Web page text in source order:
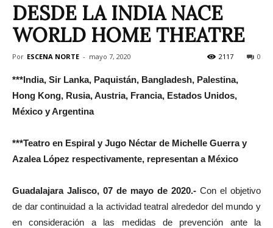
DESDE LA INDIA NACE
WORLD HOME THEATRE
Por ESCENA NORTE - mayo 7, 2020 0
2117
***India, Sir Lanka, Paquistán, Bangladesh, Palestina,
Hong Kong, Rusia, Austria, Francia, Estados Unidos,
México y Argentina
***Teatro en Espiral y Jugo Néctar de Michelle Guerra y
Azalea López respectivamente, representan a México
Guadalajara Jalisco, 07 de mayo de 2020.- Con el objetivo
de dar continuidad a la actividad teatral alrededor del mundo y
en consideración a las medidas de prevención ante la